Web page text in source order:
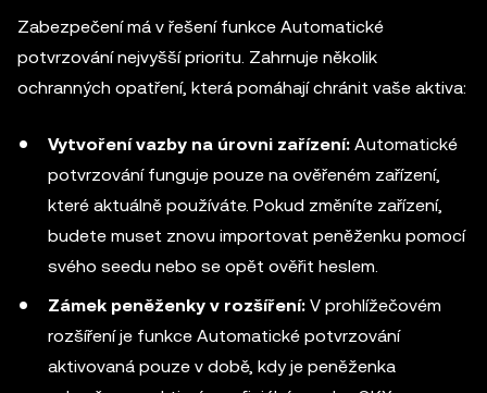
Zabezpečení má v řešení funkce Automatické
potvrzování nejvyšší prioritu. Zahrnuje několik
ochranných opatření, která pomáhají chránit vaše aktiva:
Vytvoření vazby na úrovni zařízení: Automatické
potvrzování funguje pouze na ověřeném zařízení,
které aktuálně používáte. Pokud změníte zařízení,
budete muset znovu importovat peněženku pomocí
svého seedu nebo se opět ověřit heslem.
Zámek peněženky v rozšíření: V prohlížečovém
rozšíření je funkce Automatické potvrzování
aktivovaná pouze v době, kdy je peněženka